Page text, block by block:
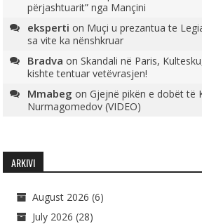
përjashtuarit” nga Mançini
eksperti on Muçi u prezantua te
sa vite ka nënshkruar
Bradva onSkandali në Paris,
kishte tentuar vetëvrasjen!
Mmabeg onGjejnë pikën e dobët të
Nurmagomedov (VIDEO)
ARKIVI
August 2026 (6)
July 2026 (28)